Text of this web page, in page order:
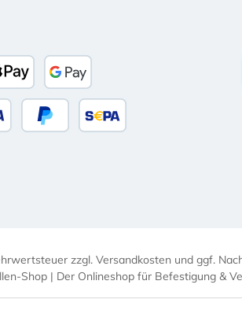
Apple PayGoogle Pay
zzgl. Versandkosten und ggf.
Shop | Der Onlineshop für Befestigung &